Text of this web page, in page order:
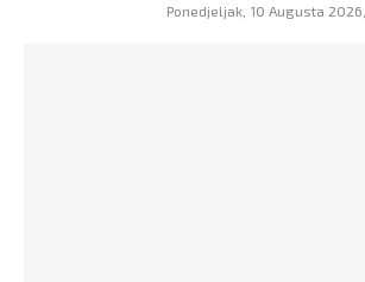
Ponedjeljak, 10 Augusta 2026,